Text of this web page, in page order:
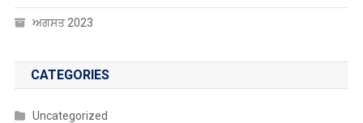
ਅਗਸਤ 2023
CATEGORIES
Uncategorized